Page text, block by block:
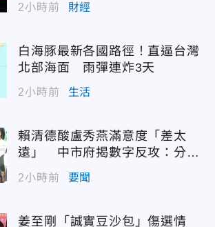
2小時前 財經
白海豚最新各國路徑！直逼台灣
北部海面 雨彈連炸3天
2小時前 生活
賴清德酸盧秀燕滿意度「差太
遠」 中市府揭數字反攻：分數
低笑分數高
2小時前 要聞
姜至剛「誠實豆沙包」傷選情